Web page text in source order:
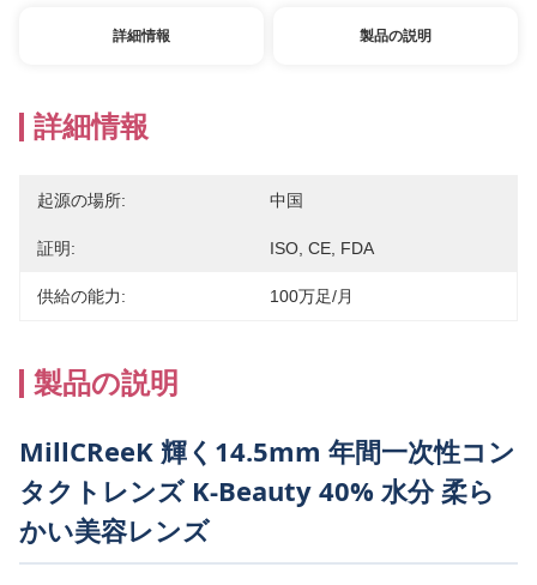
詳細情報 製品の説明
詳細情報
起源の場所: 中国
証明: ISO, CE, FDA
供給の能力: 100万足/月
製品の説明
MillCReeK 輝く14.5mm 年間一次性コン
タクトレンズ K-Beauty 40% 水分 柔ら
かい美容レンズ